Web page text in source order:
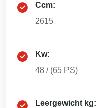
Ccm:
2615
Kw:
48 / (65 PS)
Leergewicht kg: